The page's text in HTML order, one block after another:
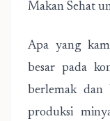
Makan Sehat
Apa yang
besar pada
berlemak dan
produksi